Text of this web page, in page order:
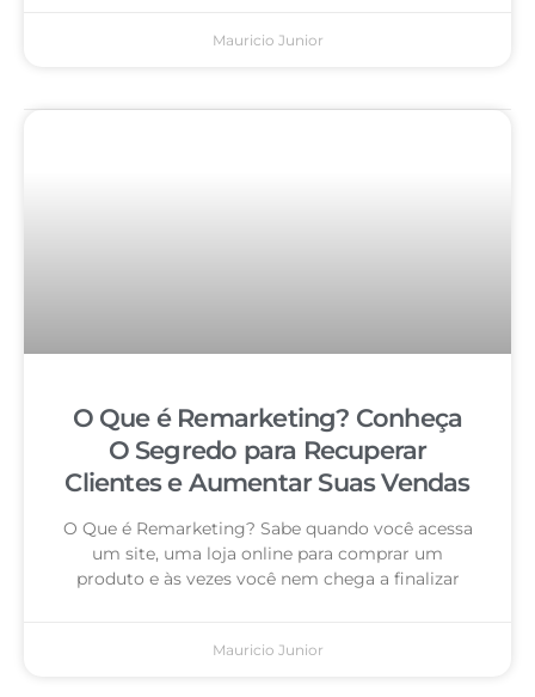
Mauricio Junior
O Que é Remarketing? Conheça
O Segredo para Recuperar
Clientes e Aumentar Suas Vendas
O Que é Remarketing? Sabe quando você acessa
um site, uma loja online para comprar um
produto e às vezes você nem chega a finalizar
Mauricio Junior